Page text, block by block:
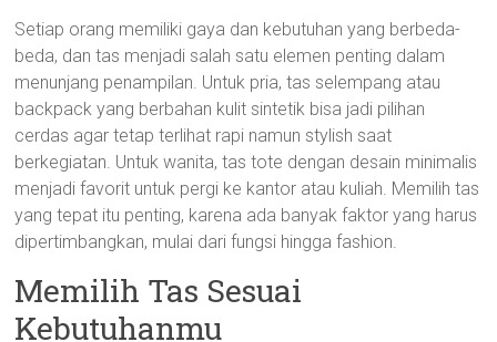
Setiap orang memiliki gaya dan kebutuhan yang berbeda-
beda, dan tas menjadi salah satu elemen penting dalam
menunjang penampilan. Untuk pria, tas selempang atau
backpack yang berbahan kulit sintetik bisa jadi pilihan
cerdas agar tetap terlihat rapi namun stylish saat
berkegiatan. Untuk wanita, tas tote dengan desain minimalis
menjadi favorit untuk pergi ke kantor atau kuliah. Memilih tas
yang tepat itu penting, karena ada banyak faktor yang harus
dipertimbangkan, mulai dari fungsi hingga fashion.
Memilih Tas Sesuai
Kebutuhanmu